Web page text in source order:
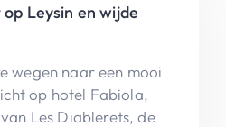
Leysin en wijde
wegen naar een mooi
Les Diablerets, de